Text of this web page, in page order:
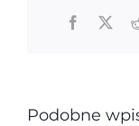
Facebook
X
Podobne